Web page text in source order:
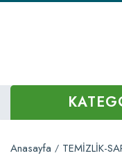
Anasayfa TEMİZLİK-